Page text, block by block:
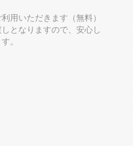
用いただきます（無料）
となりますので、安心し
。